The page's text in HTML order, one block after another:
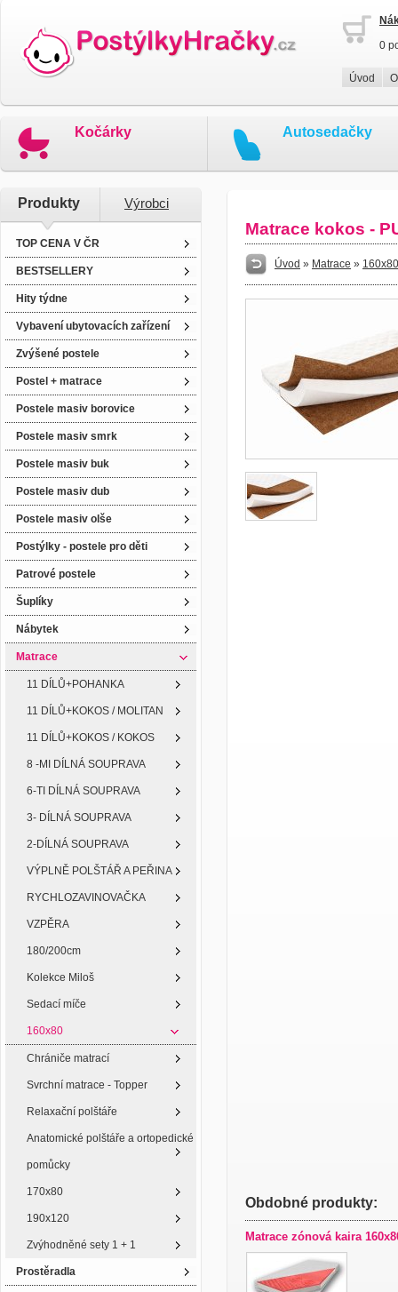
0
Úvod
Kočárky Autosedačky
Produkty Výrobci
TOP CENA V ČR
BESTSELLERY
Hity týdne
Vybavení ubytovacích zařízení
Zvýšené postele
Postel + matrace
Postele masiv borovice
Postele masiv smrk
Postele masiv buk
Postele masiv dub
Postele masiv olše
Postýlky - postele pro děti
Patrové postele
Šuplíky
Nábytek
Matrace
11 DÍLŮ+POHANKA
11 DÍLŮ+KOKOS / MOLITAN
11 DÍLŮ+KOKOS / KOKOS
8 -MI DÍLNÁ SOUPRAVA
6-TI DÍLNÁ SOUPRAVA
3- DÍLNÁ SOUPRAVA
2-DÍLNÁ SOUPRAVA
VÝPLNĚ POLŠTÁŘ A PEŘINA
RYCHLOZAVINOVAČKA
VZPĚRA
180/200cm
Kolekce Miloš
Sedací míče
160x80
Chrániče matrací
Svrchní matrace - Topper
Relaxační polštáře
Anatomické polštáře a ortopedické
pomůcky
170x80
190x120
Zvýhodněné sety 1 + 1
Prostěradla
Matrace kokos -
Úvod » Matrace » 160x80
Obdobné produkty:
Matrace zónová kaira